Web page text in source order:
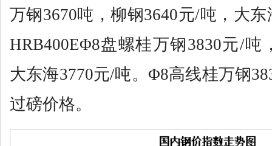
万钢3670吨，柳钢3640元/吨，大
HRB400EΦ8盘螺桂万钢3830元/吨
大东海3770元/吨。Φ8高线桂万钢
过磅价格。